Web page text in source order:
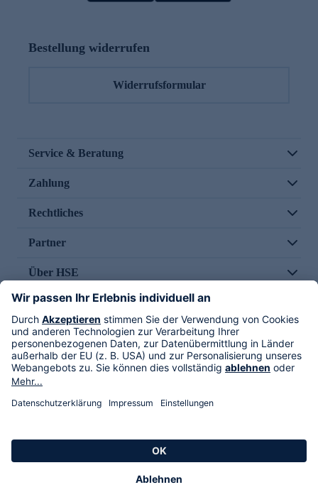
Bestellung widerrufen
Widerrufsformular
Service & Beratung
Zahlung
Rechtliches
Partner
Über HSE
Im TV
HSE International